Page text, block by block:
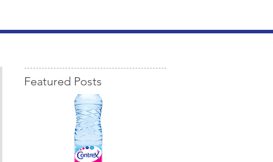
Featured Posts